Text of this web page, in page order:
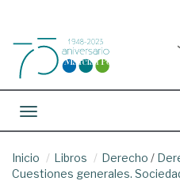
Toggle navigation
Inicio Libros Derecho /
Cuestiones generales.